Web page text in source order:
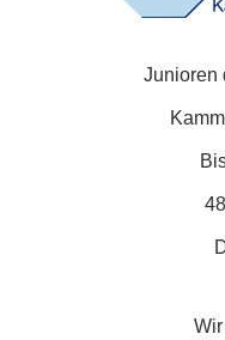
Junioren